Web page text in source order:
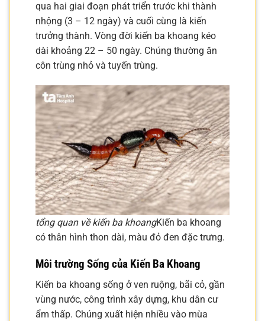
qua hai giai đoạn phát triển trước khi thành
nhộng (3 – 12 ngày) và cuối cùng là kiến
trưởng thành. Vòng đời kiến ba khoang kéo
dài khoảng 22 – 50 ngày. Chúng thường ăn
côn trùng nhỏ và tuyến trùng.
tổng quan về kiến ba khoangKiến ba khoang
có thân hình thon dài, màu đỏ đen đặc trưng.
Môi trường Sống của Kiến Ba Khoang
Kiến ba khoang sống ở ven ruộng, bãi cỏ, gần
vùng nước, công trình xây dựng, khu dân cư
ẩm thấp. Chúng xuất hiện nhiều vào mùa